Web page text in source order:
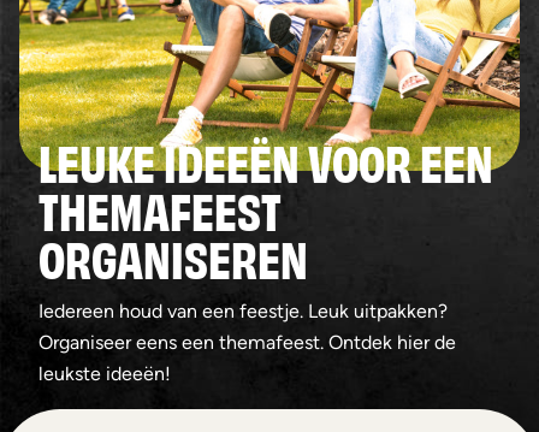
LEUKE IDEEËN VOOR EEN
THEMAFEEST
ORGANISEREN
Iedereen houd van een feestje. Leuk uitpakken?
Organiseer eens een themafeest. Ontdek hier de
leukste ideeën!